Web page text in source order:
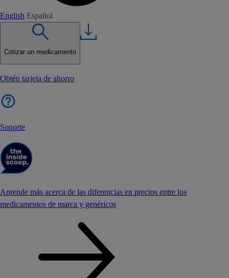
English Español
Cotizar un medicamento
Obtén tarjeta de ahorro
Soporte
Aprende más acerca de las diferencias en precios entre los
medicamentos de marca y genéricos